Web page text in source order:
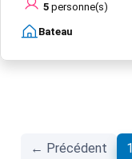
5 personne(s)
Bateau
← Précédent 1